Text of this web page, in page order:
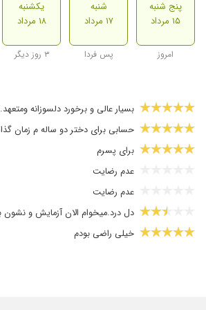
پنج شنبه
۱۵ مرداد
امروز
شنبه
۱۷ مرداد
پس فردا
یکشنبه
۱۸ مرداد
۳ روز دیگر
بسیار عالی و برخورد دلسوزانه
حسابی برای دختر دو ساله م زمان
برای پسرم
عدم رضایت
عدم رضایت
دل درد.میخوام الان آزمایش و نشون
خیلی راضی بودم